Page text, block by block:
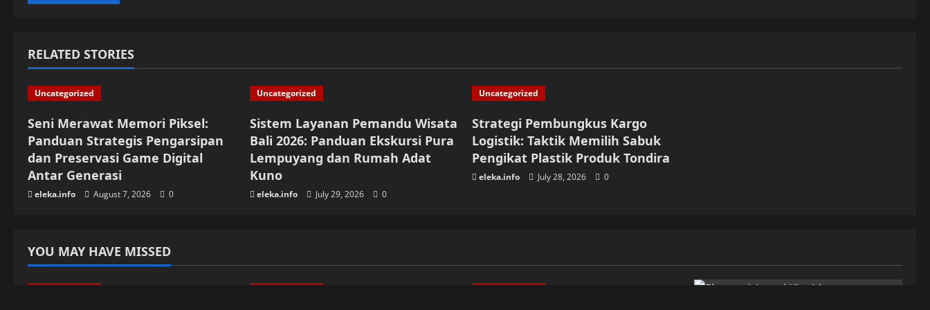
RELATED STORIES
Uncategorized
Seni Merawat Memori Piksel:
Panduan Strategis Pengarsipan
dan Preservasi Game Digital
Antar Generasi
eleka.info August 7, 2026 0
Uncategorized
Sistem Layanan Pemandu Wisata
Bali 2026: Panduan Ekskursi Pura
Lempuyang dan Rumah Adat
Kuno
eleka.info July 29, 2026 0
Uncategorized
Strategi Pembungkus Kargo
Logistik: Taktik Memilih Sabuk
Pengikat Plastik Produk Tondira
eleka.info July 28, 2026 0
YOU MAY HAVE MISSED